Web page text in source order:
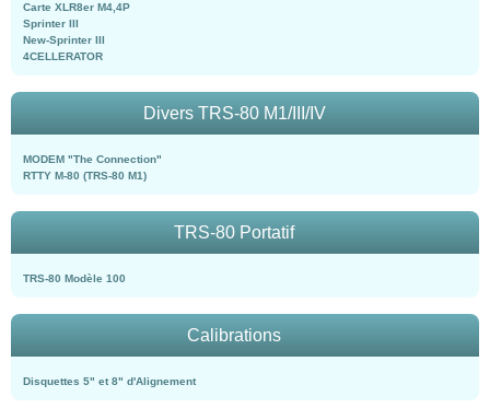
Carte XLR8er M4,4P
Sprinter III
New-Sprinter III
4CELLERATOR
Divers TRS-80 M1/III/IV
MODEM "The Connection"
RTTY M-80 (TRS-80 M1)
TRS-80 Portatif
TRS-80 Modèle 100
Calibrations
Disquettes 5" et 8" d'Alignement